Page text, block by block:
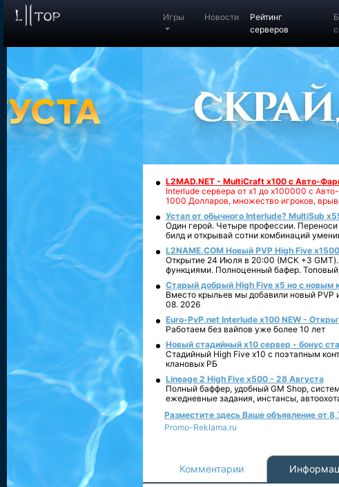
Игры Новости
Рейтинг
серверов
L2MAD.NET - MultiCraft x100 с Авто-
Interlude сервера от х1 до х100000 с
1000 Долларов, множество игроков,
Устал от обычного Interlude? MultiSub
Один герой. Четыре профессии.
билд и открывай сотни комбинаций
L2NAME.COM Новый PVP High Five
Открытие 24 Июля в 20:00 (МСК +3
функциями. Полноценный бафер.
Старый добрый High Five x5 но с новым
Вместо крыльев мы добавили новый PVP
08. 2026
Euro-PvP.net Interlude х100 NEW -
Работаем без вайпов уже более 10 лет
Новый стадийный х10 сервер - бонус
Стадийный High Five x10 с поэтапным
клановых РБ
Lineage 2 High Five x500 - 28 Августа
Полный баффер, удобный GM Shop,
ежедневные задания, инстансы,
Разместите здесь Ваше объявление от
Promo-Reklama.ru
Комментарии